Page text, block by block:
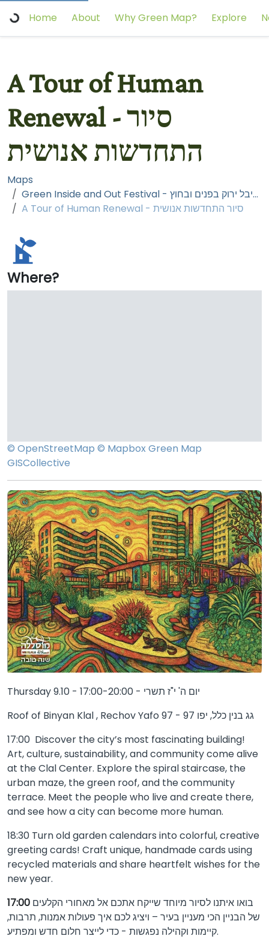
Home About Why Green Map? Explore
A Tour of Human
Renewal - סיור
התחדשות אנושית
Maps
Green Inside and Out Festival - פסטיבל ירוק בפנים ובחוץ
A Tour of Human Renewal - סיור התחדשות אנושית
Where?
Thursday 9.10 - 17:00-20:00 - יום ה' י"ז תשרי
Roof of Binyan Klal , Rechov Yafo 97 - גג בנין כלל, יפו 97
17:00 Discover the city’s most fascinating building!
Art, culture, sustainability, and community come alive
at the Clal Center. Explore the spiral staircase, the
urban maze, the green roof, and the community
terrace. Meet the people who live and create there,
and see how a city can become more human.
18:30 Turn old garden calendars into colorful, creative
greeting cards! Craft unique, handmade cards using
recycled materials and share heartfelt wishes for the
new year.
17:00
של הבניין הכי מעניין בעיר – ויציג לכם איך פעולות אמנות, תרבות,
קיימות וקהילה נפגשות - כדי לייצר חלום חדש ומפתיע.
© OpenStreetMap © MapboxGreen Map
GISCollective